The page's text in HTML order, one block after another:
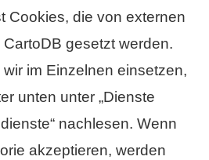
Cookies, die von externen
gesetzt werden.
im Einzelnen einsetzen,
unten unter „Dienste
nachlesen. Wenn
akzeptieren, werden